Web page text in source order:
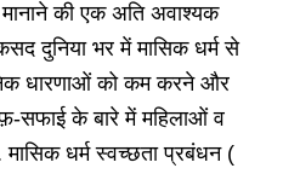
मानाने की एक अति अवाश्यक
दुनिया भर में मासिक धर्म से
धारणाओं को कम करने और
सफाई के बारे में महिलाओं व
धर्म स्वच्छता प्रबंधन (